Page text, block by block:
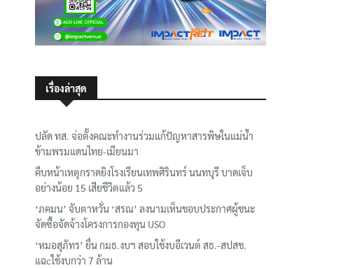
เรื่องล่าสุด
ปลัด ทส. จ่อตั้งคณะทำงานร่วมแก้ปัญหาสารพิษในแม่น้ำ
ข้ามพรมแดนไทย-เมียนมา
คืบหน้าเหตุกราดยิงโรงเรียนเทพศิรินทร์ นนทบุรี บาดเจ็บ
อย่างน้อย 15 เสียชีวิตแล้ว 5
‘ภคมน’ จับตาหวั่น ‘สรณ’ ลงนามเห็นชอบประกาศผู้ชนะ
จัดซื้อจัดจ้างโครงการกองทุน USO
‘หมอสุภัทร’ ยื่น กมธ.งบฯ สอบใช้งบอีเวนต์ สธ.-สปสช.
แฉcใช้งบกว่า 7 ล้าน